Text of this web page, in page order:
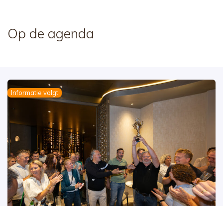
Op de agenda
Informatie volgt